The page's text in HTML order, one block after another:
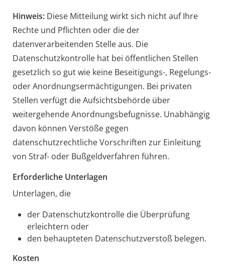
Hinweis:Diese Mitteilung wirkt sich nicht auf Ihre
Rechte und Pflichten oder die der
datenverarbeitenden Stelle aus. Die
Datenschutzkontrolle hat bei öffentlichen Stellen
gesetzlich so gut wie keine Beseitigungs-, Regelungs-
oder Anordnungsermächtigungen. Bei privaten
Stellen verfügt die Aufsichtsbehörde über
weitergehende Anordnungsbefugnisse. Unabhängig
davon können Verstöße gegen
datenschutzrechtliche Vorschriften zur Einleitung
von Straf- oder Bußgeldverfahren führen.
Erforderliche Unterlagen
Unterlagen, die
der Datenschutzkontrolle die Überprüfung
erleichtern oder
den behaupteten Datenschutzverstoß belegen.
Kosten